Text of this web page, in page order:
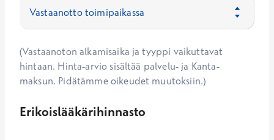
(Vastaanoton alkamisaika ja tyyppi vaikuttavat
hintaan. Hinta-arvio sisältää palvelu- ja Kanta-
maksun. Pidätämme oikeudet muutoksiin.)
Erikoislääkärihinnasto